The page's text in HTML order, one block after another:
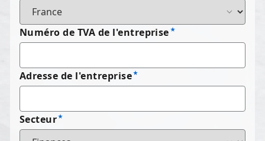
Numéro de TVA de l'entreprise
Adresse de l'entreprise
Secteur